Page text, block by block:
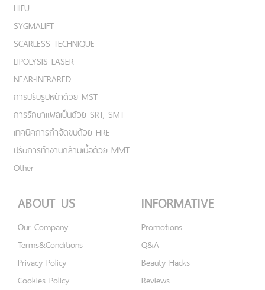
HIFU
SYGMALIFT
SCARLESS TECHNIQUE
LIPOLYSIS LASER
NEAR-INFRARED
การปรับรูปหน้าด้วย MST
การรักษาแผลเป็นด้วย SRT, SMT
เทคนิคการกำจัดขนด้วย HRE
ปรับการทำงานกล้ามเนื้อด้วย MMT
Other
ABOUT US
Our Company
Terms&Conditions
Privacy Policy
Cookies Policy
INFORMATIVE
Promotions
Q&A
Beauty Hacks
Reviews